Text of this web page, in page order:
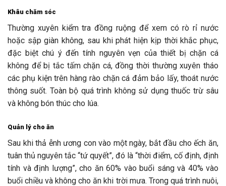
Khâu chăm sóc
Thường xuyên kiểm tra đồng ruộng để xem có rò rỉ nước
hoặc sập giàn không, sau khi phát hiện kịp thời khắc phục,
đặc biệt chú ý đến tính nguyên vẹn của thiết bị chặn cá
không để bị tắc tấm chặn cá, đồng thời thường xuyên tháo
các phụ kiện trên hàng rào chặn cá đảm bảo lấy, thoát nước
thông suốt. Toàn bộ quá trình không sử dụng thuốc trừ sâu
và không bón thúc cho lúa.
Quản lý cho ăn
Sau khi thả ễnh ương con vào một ngày, bắt đầu cho ếch ăn,
tuân thủ nguyên tắc “tứ quyết”, đó là “thời điểm, cố định, định
tính và định lượng”, cho ăn 60% vào buổi sáng và 40% vào
buổi chiều và không cho ăn khi trời mưa. Trong quá trình nuôi,